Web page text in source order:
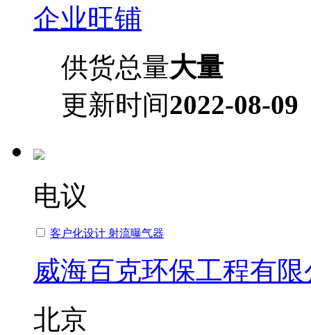
企业旺铺
供货总量大量
更新时间2022-08-09
电议
客户化设计 射流曝气器
威海百克环保工程有
北京